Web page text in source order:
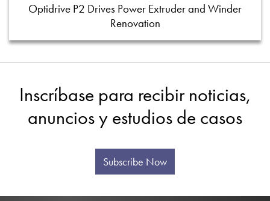
Optidrive P2 Drives Power Extruder and Winder
Renovation
Inscríbase para recibir noticias,
anuncios y estudios de casos
Subscribe Now